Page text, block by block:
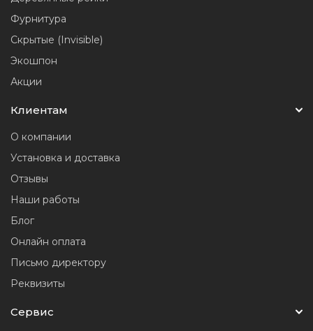
Фурнитура
Скрытые (Invisible)
Экошпон
Акции
Клиентам
О компании
Установка и доставка
Отзывы
Наши работы
Блог
Онлайн оплата
Письмо директору
Реквизиты
Сервис